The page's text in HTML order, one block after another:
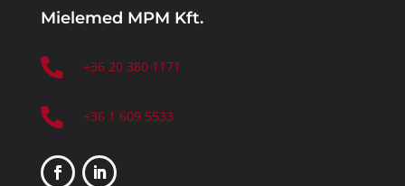
Mielemed MPM Kft.
 +36 20 380 1171
 +36 1 609 5533